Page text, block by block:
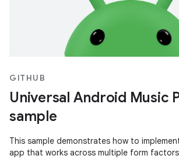
GITHUB
Universal Android Music
sample
This sample demonstrates how to
app that works across multiple form